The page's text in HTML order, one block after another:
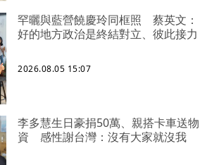
罕曬與藍營饒慶玲同框照 蔡英文：
好的地方政治是終結對立、彼此接力
2026.08.05 15:07
李多慧生日豪捐50萬、親搭卡車送物
資 感性謝台灣：沒有大家就沒我